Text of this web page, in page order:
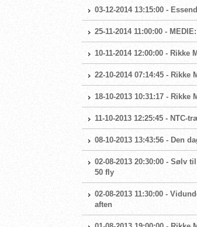
03-12-2014 13:15:00 -
25-11-2014 11:00:00 -
10-11-2014 12:00:00 -
22-10-2014 07:14:45 -
18-10-2013 10:31:17 -
11-10-2013 12:25:45 -
08-10-2013 13:43:56 - Den
02-08-2013 20:30:00 - Sølv
50 fly
02-08-2013 11:30:00 -
aften